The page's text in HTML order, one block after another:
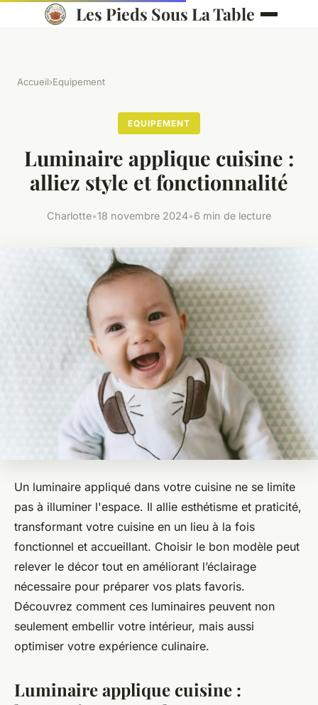
Les Pieds Sous La Table
Accueil›Equipement
EQUIPEMENT
Luminaire applique cuisine :
alliez style et fonctionnalité
Charlotte•18 novembre 2024•6 min de lecture
Un luminaire appliqué dans votre cuisine ne se limite
pas à illuminer l'espace. Il allie esthétisme et praticité,
transformant votre cuisine en un lieu à la fois
fonctionnel et accueillant. Choisir le bon modèle peut
relever le décor tout en améliorant l’éclairage
nécessaire pour préparer vos plats favoris.
Découvrez comment ces luminaires peuvent non
seulement embellir votre intérieur, mais aussi
optimiser votre expérience culinaire.
Luminaire applique cuisine :